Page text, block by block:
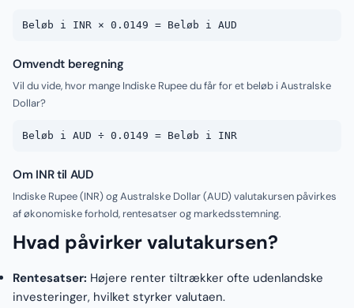
Beløb i INR × 0.0149 = Beløb i AUD
Omvendt beregning
Vil du vide, hvor mange Indiske Rupee du får for et beløb i Australske
Dollar?
Beløb i AUD ÷ 0.0149 = Beløb i INR
Om INR til AUD
Indiske Rupee (INR) og Australske Dollar (AUD) valutakursen påvirkes
af økonomiske forhold, rentesatser og markedsstemning.
Hvad påvirker valutakursen?
Rentesatser: Højere renter tiltrækker ofte udenlandske
investeringer, hvilket styrker valutaen.